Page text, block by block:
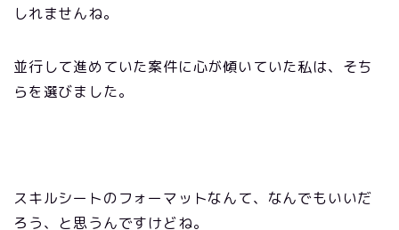
しれませんね。
並行して進めていた案件に心が傾いていた私は、そち
らを選びました。
スキルシートのフォーマットなんて、なんでもいいだ
ろう、と思うんですけどね。